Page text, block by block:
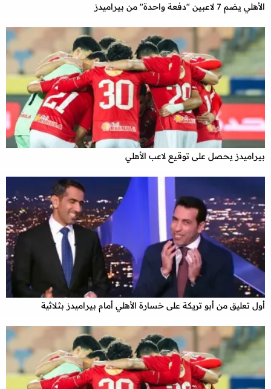
الأهلي يضم 7 لاعبين "دفعة واحدة" من بيراميدز
بيراميدز يحصل على توقيع لاعب الأهلي
أول تعليق من أبو تريكة على خسارة الأهلي أمام بيراميدز بثلاثية